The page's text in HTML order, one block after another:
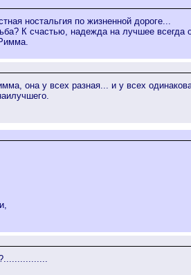
ностальгия по жизненной дороге...
К счастью, надежда на лучшее всегда
она у всех разная... и у всех